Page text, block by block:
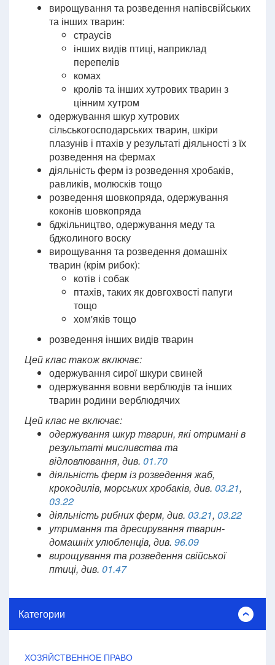
вирощування та розведення напівсвійських
та інших тварин:
страусів
інших видів птиці, наприклад
перепелів
комах
кролів та інших хутрових тварин з
цінним хутром
одержування шкур хутрових
сільськогосподарських тварин, шкіри
плазунів і птахів у результаті діяльності з їх
розведення на фермах
діяльність ферм із розведення хробаків,
равликів, молюсків тощо
розведення шовкопряда, одержування
коконів шовкопряда
бджільництво, одержування меду та
бджолиного воску
вирощування та розведення домашніх
тварин (крім рибок):
котів і собак
птахів, таких як довгохвості папуги
тощо
хом'яків тощо
розведення інших видів тварин
Цей клас також включає:
одержування сирої шкури свиней
одержування вовни верблюдів та інших
тварин родини верблюдячих
Цей клас не включає:
одержування шкур тварин, які отримані в
результаті мисливства та
відловлювання, див. 01.70
діяльність ферм із розведення жаб,
крокодилів, морських хробаків, див. 03.21,
03.22
діяльність рибних ферм, див. 03.21, 03.22
утримання та дресирування тварин-
домашніх улюбленців, див. 96.09
вирощування та розведення свійської
птиці, див. 01.47
Категории
ХОЗЯЙСТВЕННОЕ ПРАВО